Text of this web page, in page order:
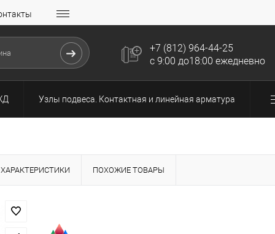
+7 (812) 964-44-25
с 9:00 до18:00 ежедневно
Узлы подвеса. Контактная и линейная арматура
ХАРАКТЕРИСТИКИ ПОХОЖИЕ ТОВАРЫ